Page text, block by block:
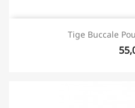
Tige Buccale